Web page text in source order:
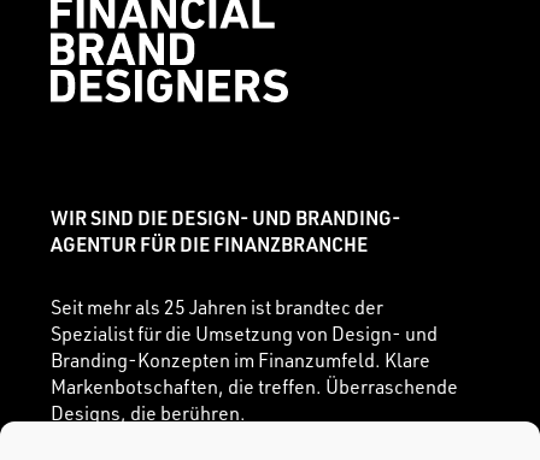
WIR SIND DIE DESIGN- UND BRANDING-
AGENTUR FÜR DIE FINANZBRANCHE
Seit mehr als 25 Jahren ist brandtec der
Spezialist für die Umsetzung von Design- und
Branding-Konzepten im Finanzumfeld. Klare
Markenbotschaften, die treffen. Überraschende
Designs, die berühren.